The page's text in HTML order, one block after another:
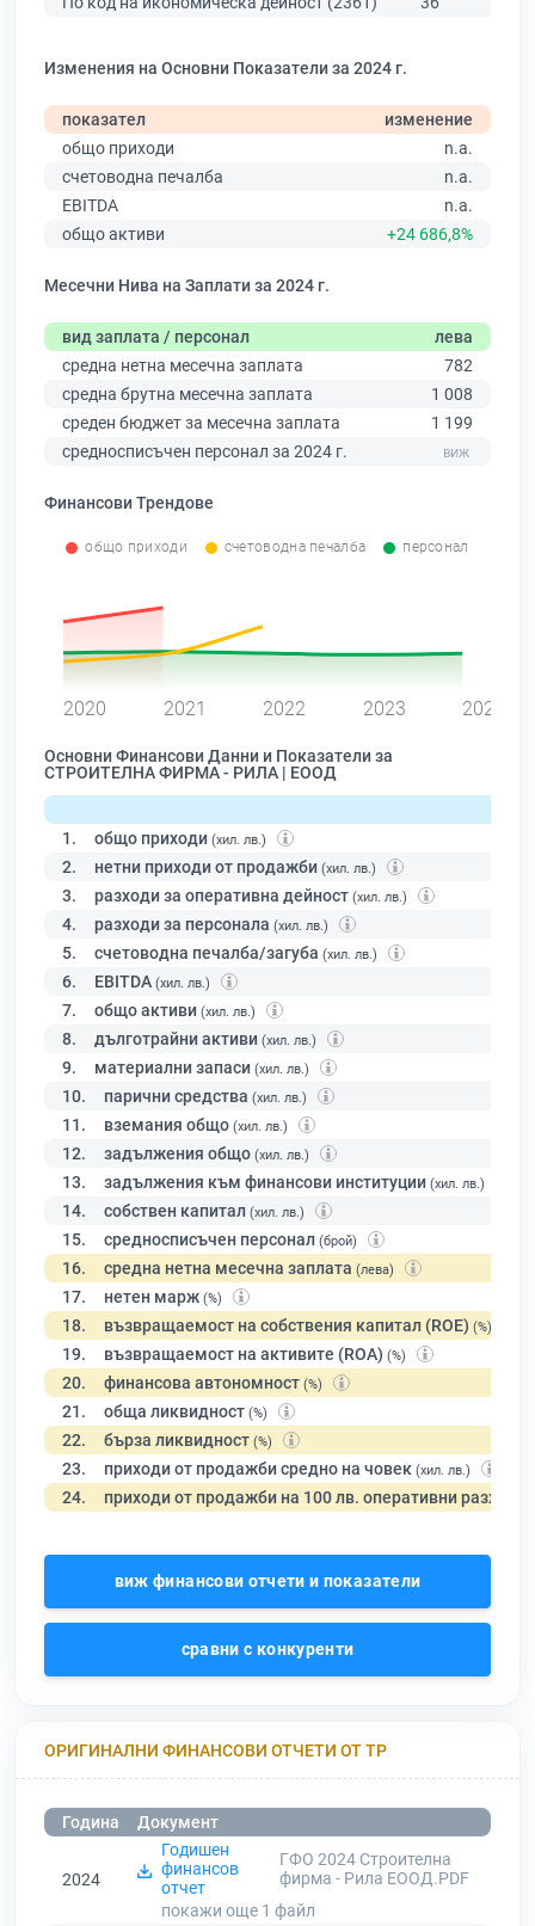
Изменения на Основни Показатели за 2024 г.
показател
изменение
общо приходи
n.a.
счетоводна печалба
n.a.
EBITDA
n.a.
общо активи
+24 686,8%
Месечни Нива на Заплати за 2024 г.
вид заплата / персонал
лева
средна нетна месечна заплата
782
средна брутна месечна заплата
1 008
среден бюджет за месечна заплата
1 199
средносписъчен персонал за 2024 г.
Финансови Трендове
общо приходи счетоводна печалба персонал
2020 2021 2022 2023 2024
Основни Финансови Данни и Показатели за
СТРОИТЕЛНА ФИРМА - РИЛА | ЕООД
1. общо приходи (хил. лв.)
2. нетни приходи от продажби (хил. лв.)
3. разходи за оперативна дейност (хил. лв.)
4. разходи за персонала (хил. лв.)
5. счетоводна печалба/загуба (хил. лв.)
6. EBITDA (хил. лв.)
7. общо активи (хил. лв.)
8. дълготрайни активи (хил. лв.)
9. материални запаси (хил. лв.)
10. парични средства (хил. лв.)
11. вземания общо (хил. лв.)
12. задължения общо (хил. лв.)
13. задължения към финансови институции (хил. лв.)
14. собствен капитал (хил. лв.)
15. средносписъчен персонал (брой)
16. средна нетна месечна заплата (лева)
17. нетен марж (%)
18. възвращаемост на собствения капитал (ROE) (%)
19. възвращаемост на активите (ROA) (%)
20. финансова автономност (%)
21. обща ликвидност (%)
22. бърза ликвидност (%)
23. приходи от продажби средно на човек (хил. лв.)
24. приходи от продажби на 100 лв. оперативни разходи
виж финансови отчети и показатели
сравни с конкуренти
ОРИГИНАЛНИ ФИНАНСОВИ ОТЧЕТИ ОТ ТР
Година Документ
2024
Годишен
финансов
отчет
ГФО 2024 Строителна
фирма - Рила ЕООД.PDF
покажи още 1 файл